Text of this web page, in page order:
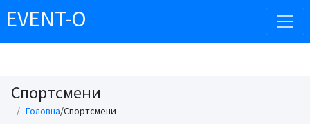
EVENT-O
Спортсмени
Головна/Спортсмени